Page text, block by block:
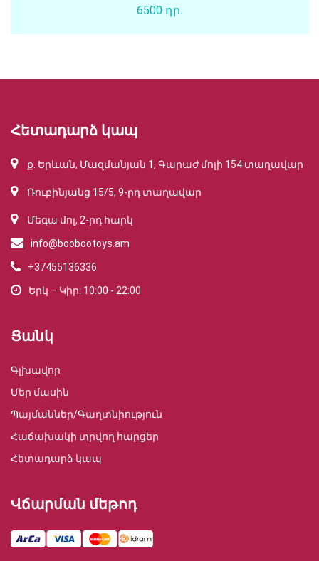
6500 դր.
Հետադարձ կապ
ք. Երևան, Մազմանյան 1, Գարաժ մոլի 154 տաղավար
Ռուբինյանց 15/5, 9-րդ տաղավար
Մեգա մոլ, 2-րդ հարկ
info@boobootoys.am
+37455136336
Երկ – Կիր: 10:00 - 22:00
Ցանկ
Գլխավոր
Մեր մասին
Պայմաններ/Գաղտնիություն
Հաճախակի տրվող հարցեր
Հետադարձ կապ
Վճարման մեթոդ